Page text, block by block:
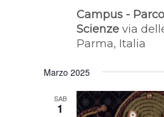
Campus -
Scienzevia
Parma, Italia
Marzo 2025
SAB
1